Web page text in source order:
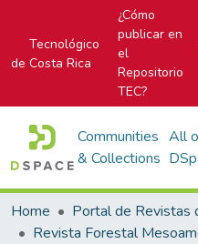
Tecnológico
de Costa Rica
¿Cómo
publicar en
el
Repositorio
TEC?
Communities
& Collections
All
Home